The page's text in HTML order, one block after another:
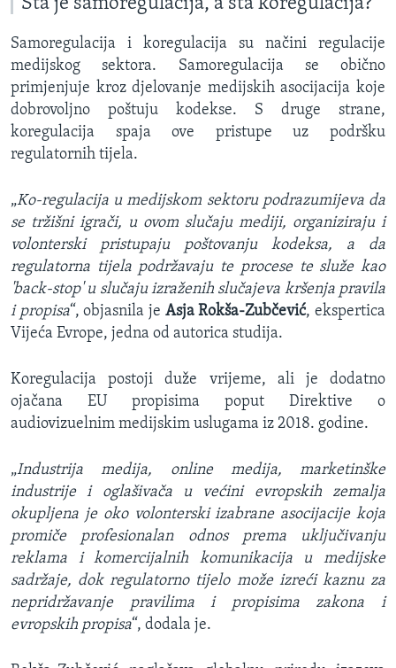
Šta je samoregulacija, a šta koregulacija?
Samoregulacija i koregulacija su načini regulacije
medijskog sektora. Samoregulacija se obično
primjenjuje kroz djelovanje medijskih asocijacija koje
dobrovoljno poštuju kodekse. S druge strane,
koregulacija spaja ove pristupe uz podršku
regulatornih tijela.
„Ko-regulacija u medijskom sektoru podrazumijeva da
se tržišni igrači, u ovom slučaju mediji, organiziraju i
volonterski pristupaju poštovanju kodeksa, a da
regulatorna tijela podržavaju te procese te služe kao
'back-stop' u slučaju izraženih slučajeva kršenja pravila
i propisa“, objasnila je Asja Rokša-Zubčević, ekspertica
Vijeća Evrope, jedna od autorica studija.
Koregulacija postoji duže vrijeme, ali je dodatno
ojačana EU propisima poput Direktive o
audiovizuelnim medijskim uslugama iz 2018. godine.
„Industrija medija, online medija, marketinške
industrije i oglašivača u većini evropskih zemalja
okupljena je oko volonterski izabrane asocijacije koja
promiče profesionalan odnos prema uključivanju
reklama i komercijalnih komunikacija u medijske
sadržaje, dok regulatorno tijelo može izreći kaznu za
nepridržavanje pravilima i propisima zakona i
evropskih propisa“, dodala je.